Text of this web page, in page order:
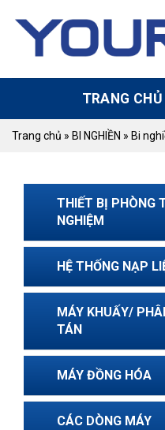
TRANG CHỦ
Trang chủ » BI NGHIỀN » Bi
THIẾT BỊ PHÒNG
NGHIỆM
HỆ THỐNG NẠP
MÁY KHUẤY/
TÁN
MÁY ĐỒNG HÓA
CÁC DÒNG MÁY